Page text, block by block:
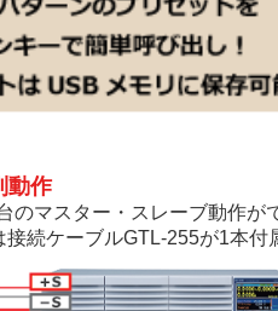
動作
のマスター・スレーブ動作が
続ケーブルGTL-255が1本